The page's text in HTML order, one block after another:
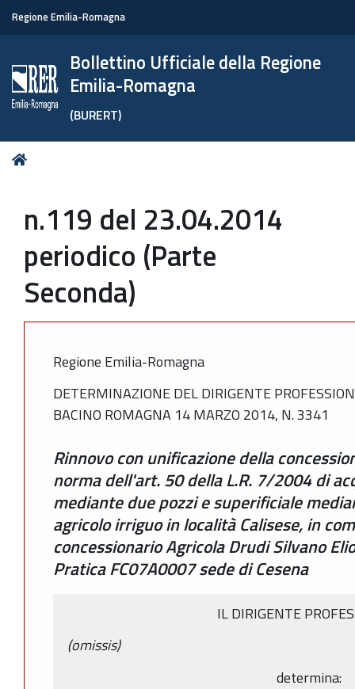
Regione Emilia-Romagna
Bollettino Ufficiale della Regione
Emilia-Romagna
(BURERT)
Tu
n.119 del 23.04.2014
periodico (Parte
Seconda)
Regione Emilia-Romagna
DETERMINAZIONE DEL DIRIGENTE
BACINO ROMAGNA 14 MARZO 2014, N. 3341
Rinnovo con unificazione della
norma dell'art. 50 della L.R. 7/2004 di
mediante due pozzi e superificiale
agricolo irriguo in località Calisese, in
concessionario Agricola Drudi Silvano
Pratica FC07A0007 sede di Cesena
IL DIRIGENTE
(omissis)
determina: